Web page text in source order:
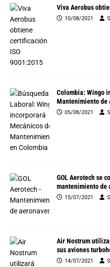
Viva Aerobus
10/08/2021
Colombia: Wingo
Mantenimiento de
05/08/2021
GOL Aerotech se
mantenimiento de
15/07/2021
Air Nostrum
sus aviones
14/07/2021